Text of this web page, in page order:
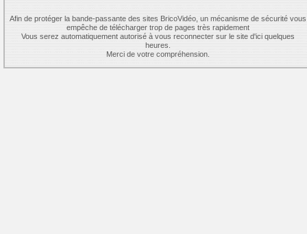
Afin de protéger la bande-passante des sites BricoVidéo, un mécanisme de sécurité vous
empêche de télécharger trop de pages très rapidement
Vous serez automatiquement autorisé à vous reconnecter sur le site d'ici quelques
heures.
Merci de votre compréhension.